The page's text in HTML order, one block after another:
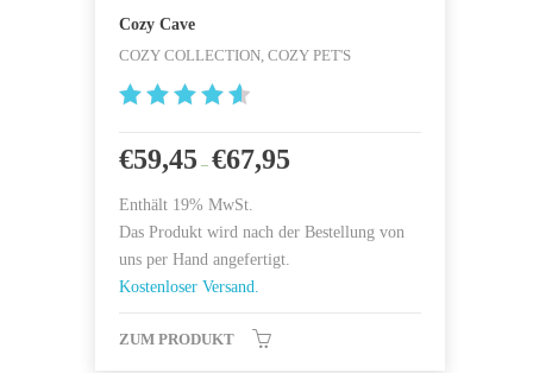
Cozy Cave
COZY COLLECTION, COZY PET'S
6666667
von 5
€59,45 – €67,95
Enthält 19% MwSt.
Das Produkt wird nach der Bestellung von
uns per Hand angefertigt.
Kostenloser Versand.
ZUM PRODUKT